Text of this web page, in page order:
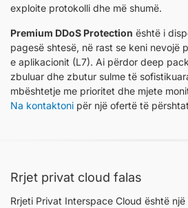
exploite protokolli dhe më shumë.
Premium DDoS Protection është i
pagesë shtesë, në rast se keni nevojë
e aplikacionit (L7). Ai përdor deep
zbuluar dhe zbutur sulme të
mbështetje me prioritet dhe mjete
Na kontaktoni për një ofertë të
Rrjet privat cloud falas
Rrjeti Privat Interspace Cloud është